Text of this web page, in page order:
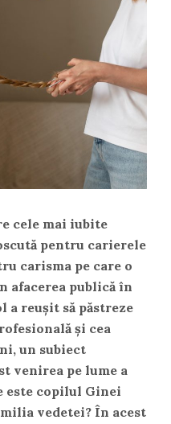
cele mai iubite
pentru carierele
carisma pe care o
afacerea publică în
a reușit să păstreze
și cea
un subiect
venirea pe lume a
este copilul Ginei
vedetei? În acest